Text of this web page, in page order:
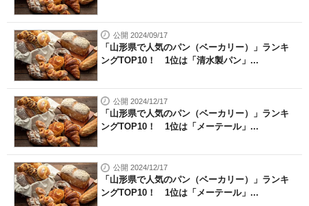
公開 2024/09/17
「山形県で人気のパン（ベーカリー）」ランキ
ングTOP10！ 1位は「清水製パン」...
公開 2024/12/17
「山形県で人気のパン（ベーカリー）」ランキ
ングTOP10！ 1位は「メーテール」...
公開 2024/12/17
「山形県で人気のパン（ベーカリー）」ランキ
ングTOP10！ 1位は「メーテール」...